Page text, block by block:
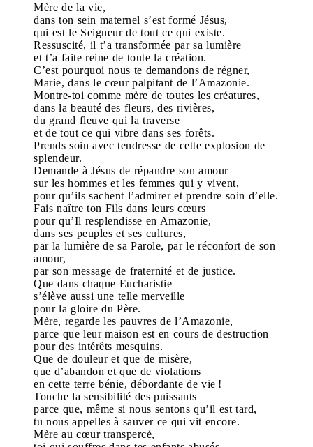
Mère de la vie,
dans ton sein maternel s’est formé Jésus,
qui est le Seigneur de tout ce qui existe.
Ressuscité, il t’a transformée par sa lumière
et t’a faite reine de toute la création.
C’est pourquoi nous te demandons de régner,
Marie, dans le cœur palpitant de l’Amazonie.
Montre-toi comme mère de toutes les créatures,
dans la beauté des fleurs, des rivières,
du grand fleuve qui la traverse
et de tout ce qui vibre dans ses forêts.
Prends soin avec tendresse de cette explosion de
splendeur.
Demande à Jésus de répandre son amour
sur les hommes et les femmes qui y vivent,
pour qu’ils sachent l’admirer et prendre soin d’elle.
Fais naître ton Fils dans leurs cœurs
pour qu’Il resplendisse en Amazonie,
dans ses peuples et ses cultures,
par la lumière de sa Parole, par le réconfort de son
amour,
par son message de fraternité et de justice.
Que dans chaque Eucharistie
s’élève aussi une telle merveille
pour la gloire du Père.
Mère, regarde les pauvres de l’Amazonie,
parce que leur maison est en cours de destruction
pour des intérêts mesquins.
Que de douleur et que de misère,
que d’abandon et que de violations
en cette terre bénie, débordante de vie !
Touche la sensibilité des puissants
parce que, même si nous sentons qu’il est tard,
tu nous appelles à sauver ce qui vit encore.
Mère au cœur transpercé,